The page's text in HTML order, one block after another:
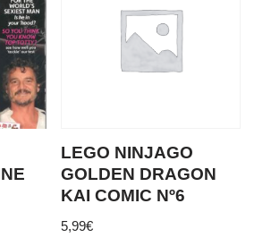
LEGO NINJAGO
GOLDEN DRAGON
KAI COMIC Nº6
5,99€